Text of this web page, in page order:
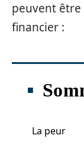
peuvent
financier :
La peur